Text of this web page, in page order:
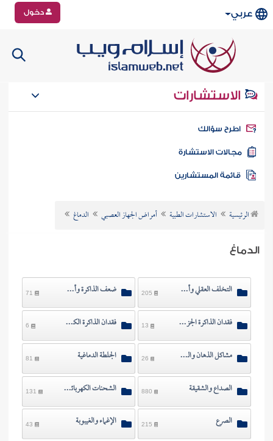
عربي دخول
الاستشارات
سؤالك
الاستشارة
الرئيسية الاستشارات الطبية أمراض الجهاز العصبي الدماغ
الدماغ
التخلف العقلي وأسبابه ضعف الذاكرة وأسبابه 71
فقدان الذاكرة الجزئي وأسبابه فقدان الذاكرة الكلي وأسبابه 6
مشاكل الذهان والفصام الجلطة الدماغية 81
الصداع والشقيقة الشحنات الكهربائية الزائدة 131
الصرع الإغماء والغيبوبة 43